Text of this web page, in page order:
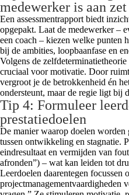
medewerker is aan zet
Een assessmentrapport biedt
opgepakt. Laat de medewerker –
een coach – kiezen welke
bij de ambities, loopbaanfase en
Volgens de
cruciaal voor motivatie. Door
vergroot je de betrokkenheid én
ondersteunt, maar de regie ligt bij
Tip 4: Formuleer
prestatiedoelen
De manier waarop doelen
tussen ontwikkeling en stagnatie.
eindresultaat en vermijden van
afronden”) – wat kan leiden tot
Leerdoelen daarentegen
projectmanagementvaardigheden